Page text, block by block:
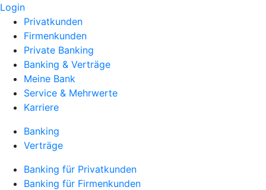
Login
Privatkunden
Firmenkunden
Private Banking
Banking & Verträge
Meine Bank
Service & Mehrwerte
Karriere
Banking
Verträge
Banking für Privatkunden
Banking für Firmenkunden